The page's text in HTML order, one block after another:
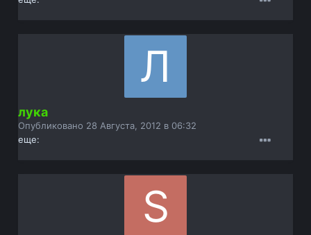
лука
Опубликовано 28 Августа, 2012 в 06:32
еще: